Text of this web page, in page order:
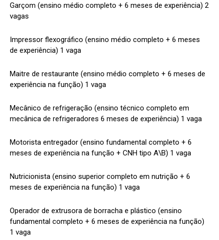
Garçom (ensino médio completo + 6 meses de experiência) 2
vagas
Impressor flexográfico (ensino médio completo + 6 meses
de experiência) 1 vaga
Maitre de restaurante (ensino médio completo + 6 meses de
experiência na função) 1 vaga
Mecânico de refrigeração (ensino técnico completo em
mecânica de refrigeradores 6 meses de experiência) 1 vaga
Motorista entregador (ensino fundamental completo + 6
meses de experiência na função + CNH tipo A\B) 1 vaga
Nutricionista (ensino superior completo em nutrição + 6
meses de experiência na função) 1 vaga
Operador de extrusora de borracha e plástico (ensino
fundamental completo + 6 meses de experiência na função)
1 vaga